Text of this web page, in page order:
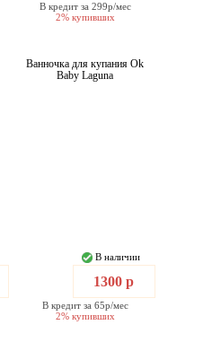
В кредит за 299р/мес
2% купивших
Ванночка для купания Ok
Baby Laguna
В наличии
1300 р
В кредит за 65р/мес
2% купивших